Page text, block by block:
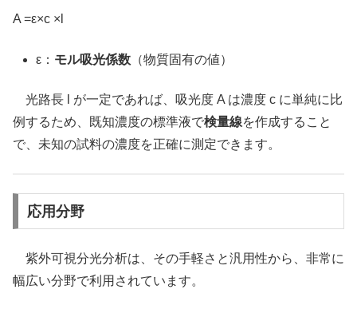
A =ε×c ×l
ε： モル吸光係数 （物質固有の値）
光路長 l が一定であれば、吸光度 A は濃度 c に単純に比
例するため、既知濃度の標準液で検量線を作成すること
で、未知の試料の濃度を正確に測定できます。
応用分野
紫外可視分光分析は、その手軽さと汎用性から、非常に
幅広い分野で利用されています。